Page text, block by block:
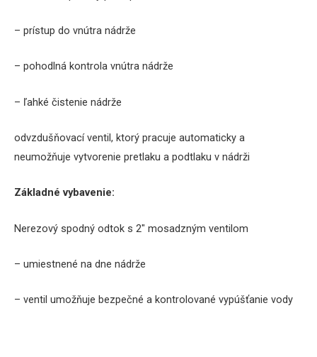
– prístup do vnútra nádrže
– pohodlná kontrola vnútra nádrže
– ľahké čistenie nádrže
odvzdušňovací ventil, ktorý pracuje automaticky a
neumožňuje vytvorenie pretlaku a podtlaku v nádrži
Základné vybavenie:
Nerezový spodný odtok s 2″ mosadzným ventilom
– umiestnené na dne nádrže
– ventil umožňuje bezpečné a kontrolované vypúšťanie vody